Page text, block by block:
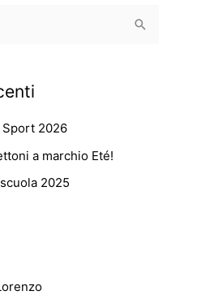
Sport 2026
a marchio Eté!
2025